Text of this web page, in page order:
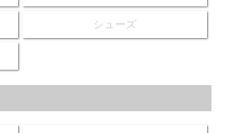
シューズ